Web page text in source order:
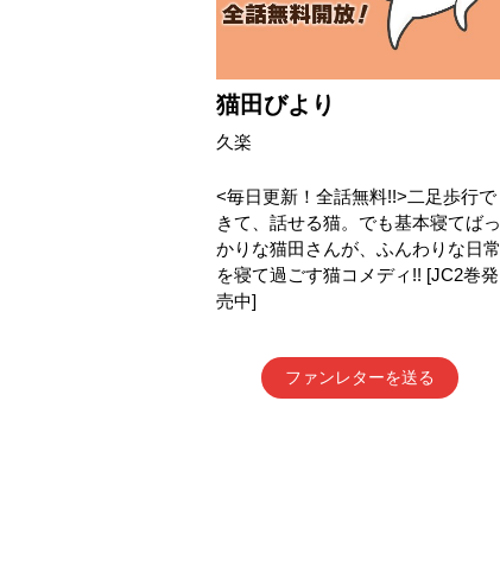
猫田びより
久楽
<毎日更新！全話無料!!>二足歩行で
きて、話せる猫。でも基本寝てばっ
かりな猫田さんが、ふんわりな日常
を寝て過ごす猫コメディ!! [JC2巻発
売中]
ファンレターを送る